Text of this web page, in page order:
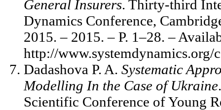
General Insurers. Thirty-third
Dynamics Conference,
2015. – 2015. – P. 1–28. ­–
http://www.systemdynamics.org/
Dadashova P. A. Systematic
Modelling In the Case of Ukraine
Scientific Conference of Young